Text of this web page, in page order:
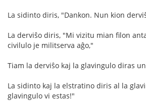
La sidinto diris, "Dankon. Nun kion
La derviŝo diris, "Mi vizitu mian filon
civilulo je militserva aĝo,"
Tiam la derviŝo kaj la glavingulo diras
La sidinto kaj la elstratino diris al la
glavingulo vi estas!"